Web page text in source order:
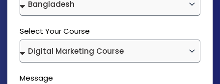
Select Your Course
Message